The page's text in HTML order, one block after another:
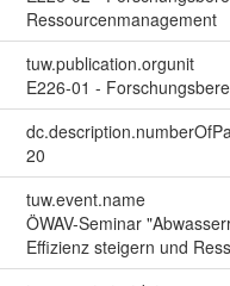
Ressourcenmanagement
tuw.publication.orgunit
E226-01 -
20
tuw.event.name
ÖWAV-Seminar
Effizienz steigern und